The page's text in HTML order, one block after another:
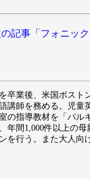
記事「フォニッ
卒業後、米国ボス
講師を務める。児童
の指導教材を「パル
年間1,000件以上の
を行う。また大人